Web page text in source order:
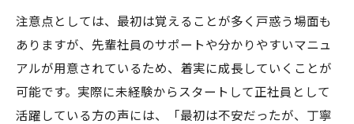
注意点としては、最初は覚えることが多く戸惑う場面も
ありますが、先輩社員のサポートや分かりやすいマニュ
アルが用意されているため、着実に成長していくことが
可能です。実際に未経験からスタートして正社員として
活躍している方の声には、「最初は不安だったが、丁寧